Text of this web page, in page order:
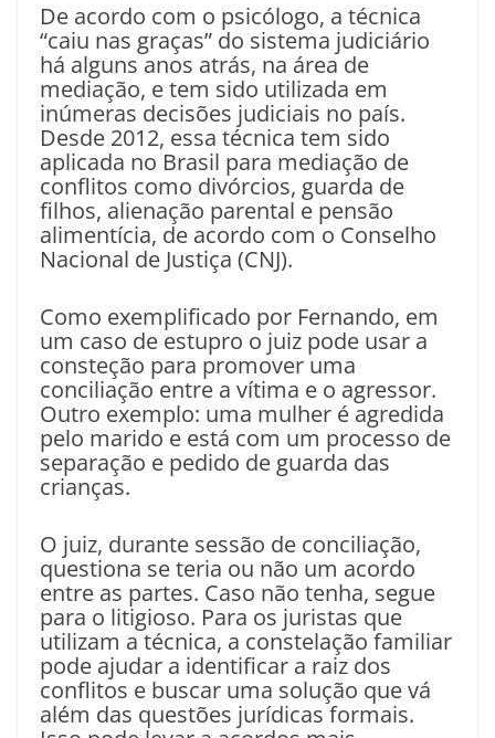
De acordo com o psicólogo, a técnica
“caiu nas graças” do sistema judiciário
há alguns anos atrás, na área de
mediação, e tem sido utilizada em
inúmeras decisões judiciais no país.
Desde 2012, essa técnica tem sido
aplicada no Brasil para mediação de
conflitos como divórcios, guarda de
filhos, alienação parental e pensão
alimentícia, de acordo com o Conselho
Nacional de Justiça (CNJ).
Como exemplificado por Fernando, em
um caso de estupro o juiz pode usar a
consteção para promover uma
conciliação entre a vítima e o agressor.
Outro exemplo: uma mulher é agredida
pelo marido e está com um processo de
separação e pedido de guarda das
crianças.
O juiz, durante sessão de conciliação,
questiona se teria ou não um acordo
entre as partes. Caso não tenha, segue
para o litigioso. Para os juristas que
utilizam a técnica, a constelação familiar
pode ajudar a identificar a raiz dos
conflitos e buscar uma solução que vá
além das questões jurídicas formais.